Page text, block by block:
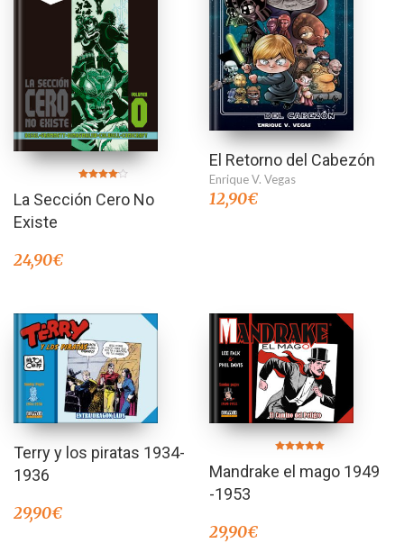
en
4.00
La Sección Cero No
Existe
24,90€
El Retorno del Cabezón
Enrique V. Vegas
12,90€
Terry y los piratas 1934-
1936
29,90€
5.00
de 5
Mandrake el mago 1949
-1953
29,90€